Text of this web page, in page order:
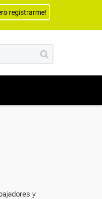
registrarme!
y